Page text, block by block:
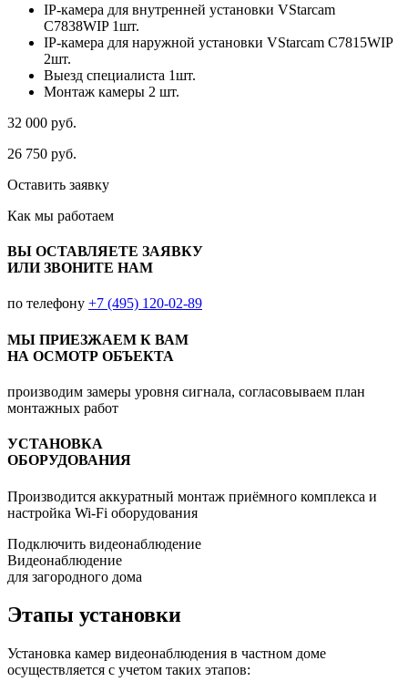
IP-камера для внутренней установки VStarcam
C7838WIP 1шт.
IP-камера для наружной установки VStarcam C7815WIP
2шт.
Выезд специалиста 1шт.
Монтаж камеры 2 шт.
32 000 руб.
26 750 руб.
Оставить заявку
Как мы работаем
ВЫ ОСТАВЛЯЕТЕ ЗАЯВКУ
ИЛИ ЗВОНИТЕ НАМ
по телефону +7 (495) 120-02-89
МЫ ПРИЕЗЖАЕМ К ВАМ
НА ОСМОТР ОБЪЕКТА
производим замеры уровня сигнала, согласовываем план
монтажных работ
УСТАНОВКА
ОБОРУДОВАНИЯ
Производится аккуратный монтаж приёмного комплекса и
настройка Wi-Fi оборудования
Подключить видеонаблюдение
Видеонаблюдение
для загородного дома
Этапы установки
Установка камер видеонаблюдения в частном доме
осуществляется с учетом таких этапов: